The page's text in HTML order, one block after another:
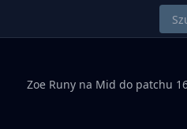
Zoe Runy na Mid do patchu